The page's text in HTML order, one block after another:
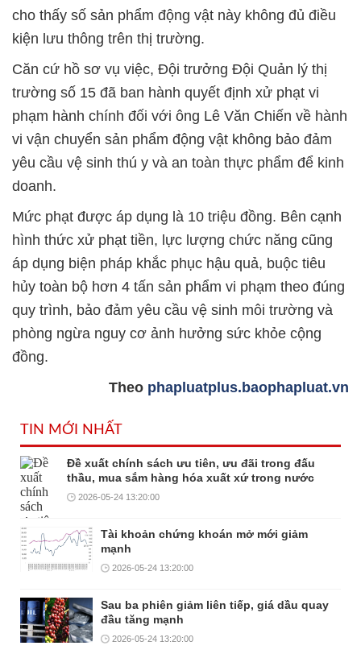
cho thấy số sản phẩm động vật này không đủ điều
kiện lưu thông trên thị trường.
Căn cứ hồ sơ vụ việc, Đội trưởng Đội Quản lý thị
trường số 15 đã ban hành quyết định xử phạt vi
phạm hành chính đối với ông Lê Văn Chiến về hành
vi vận chuyển sản phẩm động vật không bảo đảm
yêu cầu vệ sinh thú y và an toàn thực phẩm để kinh
doanh.
Mức phạt được áp dụng là 10 triệu đồng. Bên cạnh
hình thức xử phạt tiền, lực lượng chức năng cũng
áp dụng biện pháp khắc phục hậu quả, buộc tiêu
hủy toàn bộ hơn 4 tấn sản phẩm vi phạm theo đúng
quy trình, bảo đảm yêu cầu vệ sinh môi trường và
phòng ngừa nguy cơ ảnh hưởng sức khỏe cộng
đồng.
Theo phapluatplus.baophapluat.vn
TIN MỚI NHẤT
Đề xuất chính sách ưu tiên, ưu đãi trong đấu
thầu, mua sắm hàng hóa xuất xứ trong nước
2026-05-24 13:20:00
Tài khoản chứng khoán mở mới giảm
mạnh
2026-05-24 13:20:00
Sau ba phiên giảm liên tiếp, giá dầu quay
đầu tăng mạnh
2026-05-24 13:20:00